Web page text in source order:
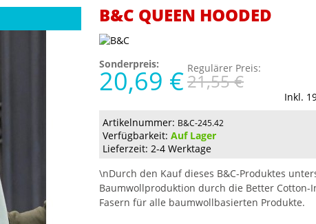
B&C QUEEN HOODED
Sonderpreis:
20,69 € Regulärer Preis:
21,55 €
Inkl.
Artikelnummer: B&C-245.42
Verfügbarkeit: Auf Lager
Lieferzeit: 2-4 Werktage
\nDurch den Kauf dieses B&C-Produktes
Baumwollproduktion durch die Better Cotton-
Fasern für alle baumwollbasierten Produkte.